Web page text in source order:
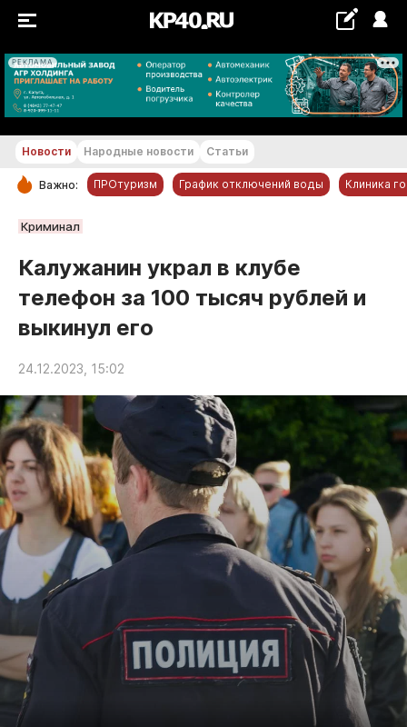
РЕКЛАМА
+26...+27 °С
РУБРИКИ
Новости компаний
Статьи
Народные новости
Авто и транспорт
Благоустройство
Криминал
Культура
Недвижимость и ЖКХ
Образование
Общество
Погода
Праздники
Спорт
Экономика и бизнес
Новости Народные новости Статьи
Важно: ПРОтуризм График отключений воды Клиника
Криминал
Калужанин украл в клубе
телефон за 100 тысяч рублей и
выкинул его
24.12.2023, 15:02